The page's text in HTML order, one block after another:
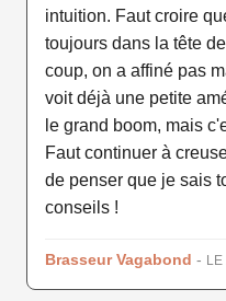
intuition. Faut croire
toujours dans la tête
coup, on a affiné pas
voit déjà une petite
le grand boom, mais
Faut continuer à
de penser que je sais
conseils !
Brasseur Vagabond -